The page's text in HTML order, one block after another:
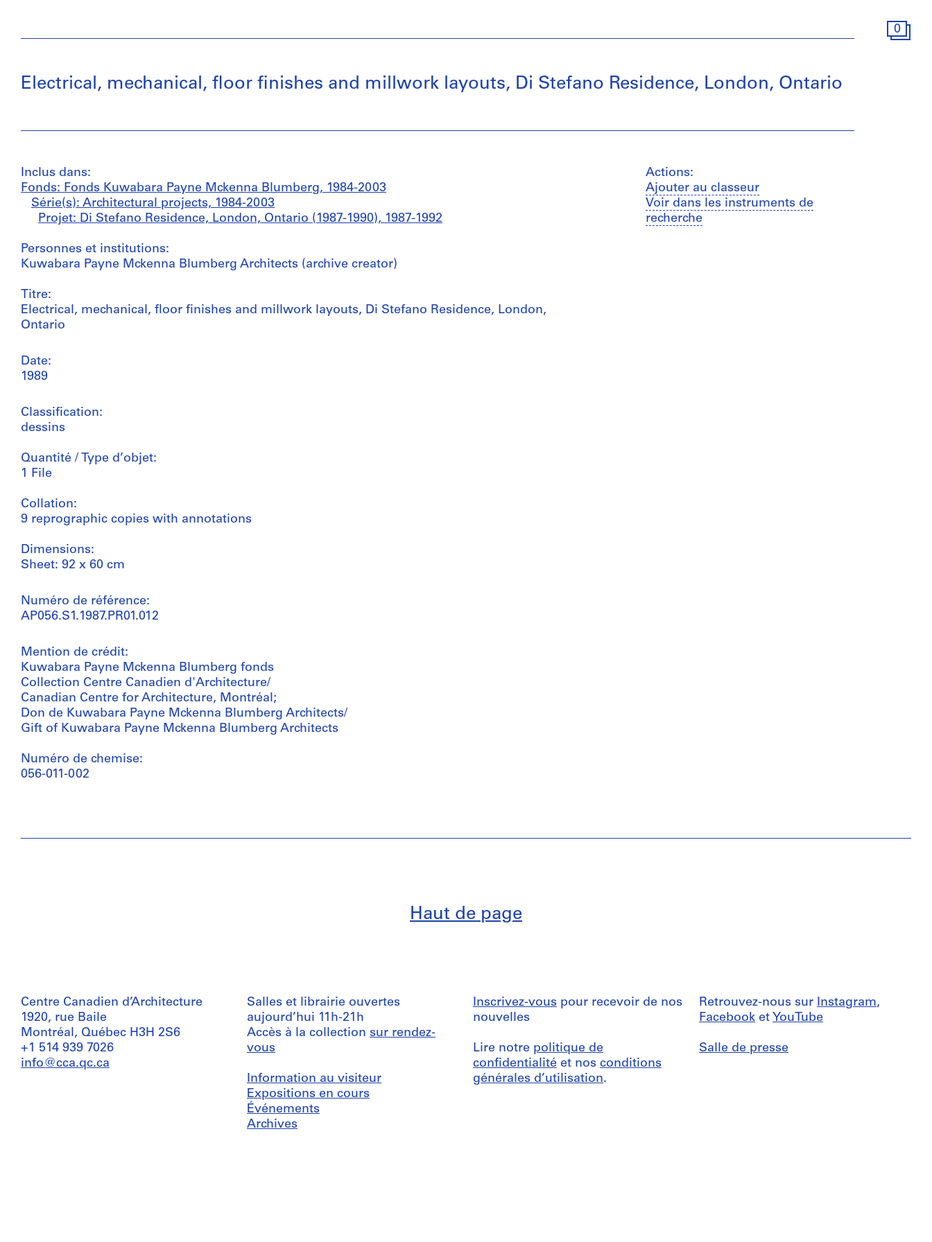
0
Electrical, mechanical, floor finishes and millwork layouts, Di Stefano Residence, London, Ontario
Inclus dans:
Fonds: Fonds Kuwabara Payne Mckenna Blumberg, 1984-2003
Série(s): Architectural projects, 1984-2003
Projet: Di Stefano Residence, London, Ontario (1987-1990), 1987-1992
Personnes et institutions:
Kuwabara Payne Mckenna Blumberg Architects (archive creator)
Titre:
Electrical, mechanical, floor finishes and millwork layouts, Di Stefano Residence, London,
Ontario
Date:
1989
Classification:
dessins
Quantité / Type d’objet:
1 File
Collation:
9 reprographic copies with annotations
Dimensions:
Sheet: 92 x 60 cm
Numéro de référence:
AP056.S1.1987.PR01.012
Mention de crédit:
Kuwabara Payne Mckenna Blumberg fonds
Collection Centre Canadien d'Architecture/
Canadian Centre for Architecture, Montréal;
Don de Kuwabara Payne Mckenna Blumberg Architects/
Gift of Kuwabara Payne Mckenna Blumberg Architects
Numéro de chemise:
056-011-002
Actions:
Ajouter au classeur
Voir dans les instruments de
recherche
Haut de page
Centre Canadien d’Architecture
1920, rue Baile
Montréal, Québec H3H 2S6
+1 514 939 7026
info@cca.qc.ca
Salles et librairie ouvertes
aujourd’hui 11h-21h
Accès à la collection sur rendez-
vous
Information au visiteur
Expositions en cours
Événements
Archives
Inscrivez-vous pour recevoir de nos
nouvelles
Lire notre politique de
confidentialité et nos conditions
générales d’utilisation.
Retrouvez-nous sur Instagram,
Facebook et YouTube
Salle de presse